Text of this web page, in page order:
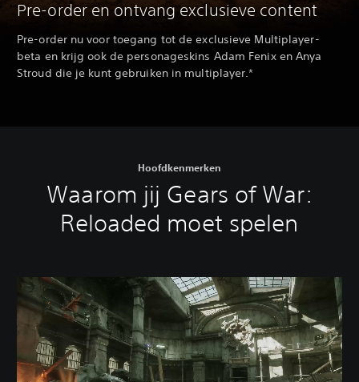
Pre-order en ontvang exclusieve content
Pre-order nu voor toegang tot de exclusieve Multiplayer-
beta en krijg ook de personageskins Adam Fenix en Anya
Stroud die je kunt gebruiken in multiplayer.*
Hoofdkenmerken
Waarom jij Gears of War:
Reloaded moet spelen